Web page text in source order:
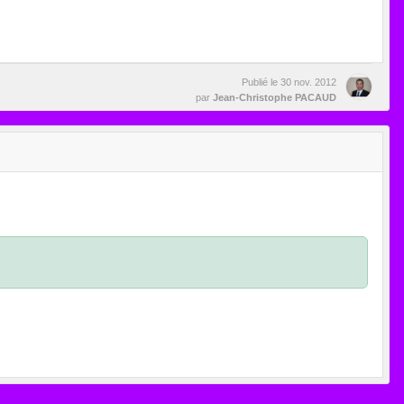
Publié le 30 nov. 2012
par Jean-Christophe PACAUD